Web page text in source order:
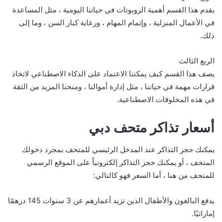
يقدم هذا القسم أهمية الروبوتات في حياتنا اليومية ، مثل المساعدة
في الأعمال المنزلية ، وإتمام المهام ، ورعاية كبار السن ، وما إلى
ذلك.
الربع الثالث
يصف هذا القسم كيف يمكننا الاعتماد على الذكاء الاصطناعي لاتخاذ
قرارات مهمة في حياتنا ، مثل إدارة أموالنا ، ومنحنا المزيد من الثقة
في هذه المخلوقات الاصطناعية.
أسعار تذاكر متحف دبي
يمكنك حجز التذاكر عند المدخل الرئيسي للمتحف بمجرد دخولك
المتحف ، أو يمكنك حجز التذاكر إلكترونياً على الموقع الرسمي
للمتحف من هنا ، أما السعر فهو كالتالي:
يدفع البالغون والأطفال الذين تزيد أعمارهم عن 3 سنوات 145 درهمًا
إماراتيًا.